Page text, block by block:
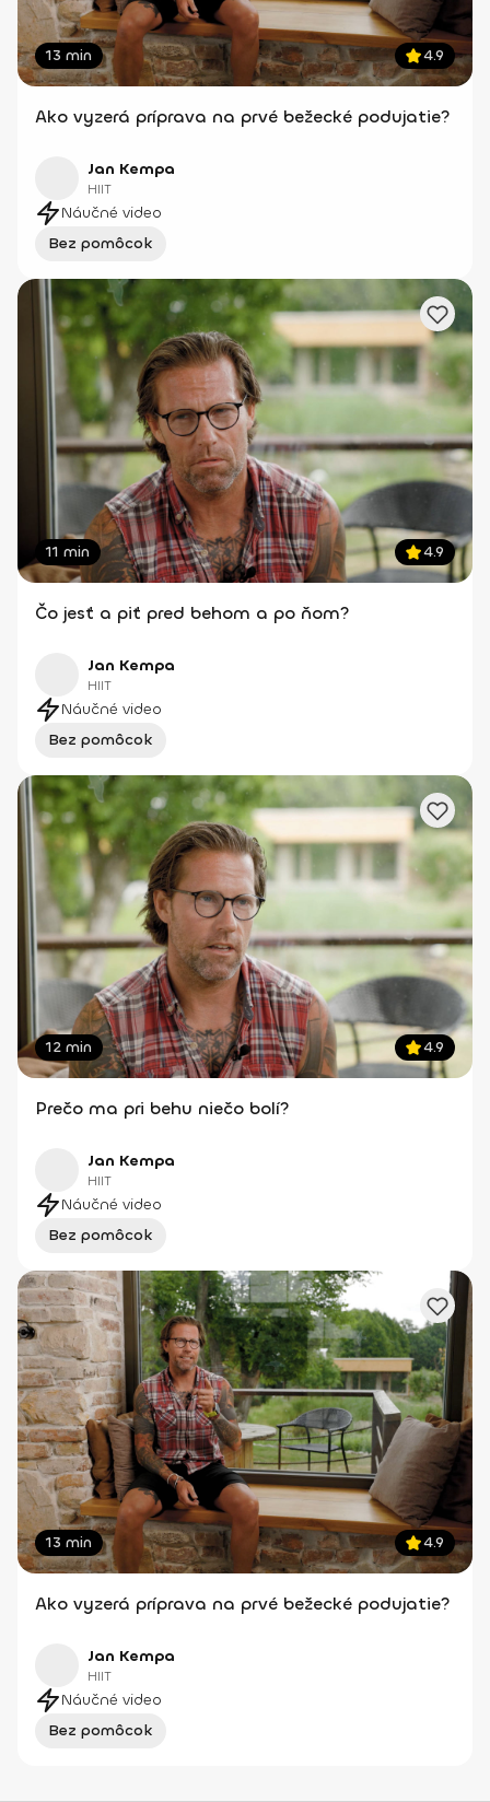
13 min 4.9
Ako vyzerá príprava na prvé bežecké podujatie?
Jan Kempa
HIIT
Náučné video
Bez pomôcok
11 min 4.9
Čo jesť a piť pred behom a po ňom?
Jan Kempa
HIIT
Náučné video
Bez pomôcok
12 min 4.9
Prečo ma pri behu niečo bolí?
Jan Kempa
HIIT
Náučné video
Bez pomôcok
13 min 4.9
Ako vyzerá príprava na prvé bežecké podujatie?
Jan Kempa
HIIT
Náučné video
Bez pomôcok